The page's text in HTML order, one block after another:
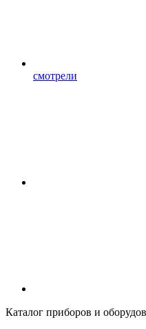
смотрели
Каталог приборов и